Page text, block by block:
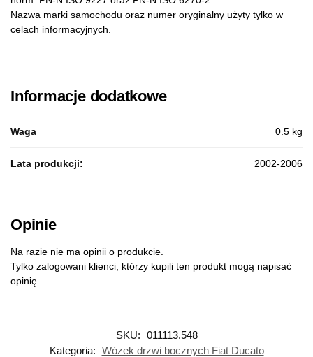
Nazwa marki samochodu oraz numer oryginalny użyty tylko w
celach informacyjnych.
Informacje dodatkowe
Waga 0.5 kg
Lata produkcji: 2002-2006
Opinie
Na razie nie ma opinii o produkcie.
Tylko zalogowani klienci, którzy kupili ten produkt mogą napisać
opinię.
SKU: 011113.548
Kategoria: Wózek drzwi bocznych Fiat Ducato